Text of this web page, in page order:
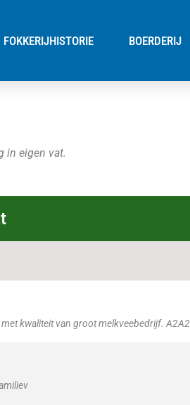
FOKKERIJHISTORIE BOERDERIJ
in eigen vat.
kwaliteit van groot melkveebedrijf. A2A2